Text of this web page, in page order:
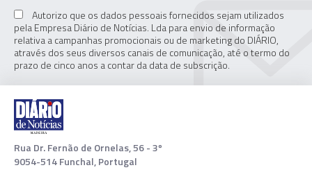
Autorizo que os dados pessoais fornecidos sejam utilizados
pela Empresa Diário de Notícias. Lda para envio de informação
relativa a campanhas promocionais ou de marketing do DIÁRIO,
através dos seus diversos canais de comunicação, até o termo do
prazo de cinco anos a contar da data de subscrição.
Rua Dr. Fernão de Ornelas, 56 - 3º
9054-514 Funchal, Portugal